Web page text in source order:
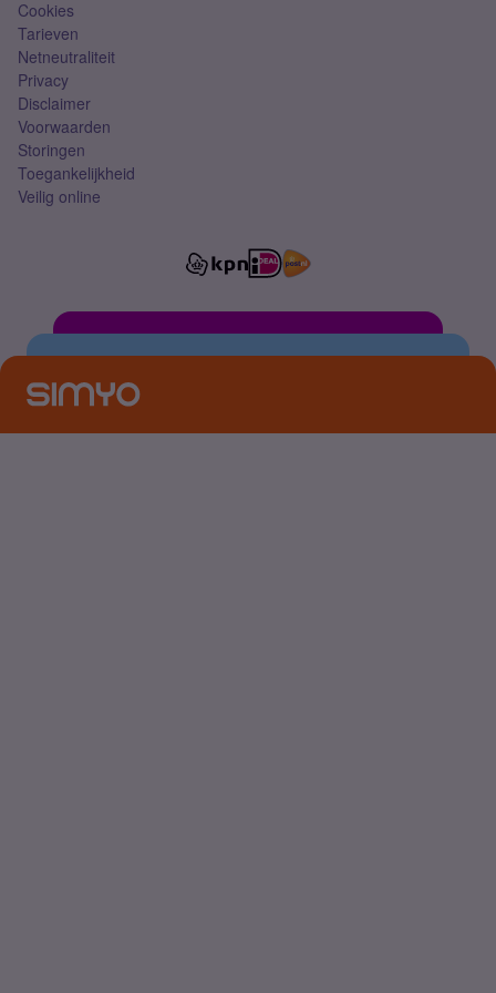
Cookies
Tarieven
Netneutraliteit
Privacy
Disclaimer
Voorwaarden
Storingen
Toegankelijkheid
Veilig online